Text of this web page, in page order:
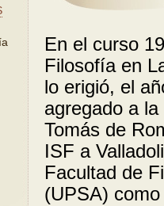
En el curso
Filosofía en
lo erigió, el
agregado a
Tomás de
ISF a
Facultad de
(UPSA)